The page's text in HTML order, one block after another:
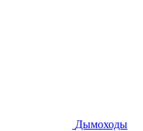
Дымоходы